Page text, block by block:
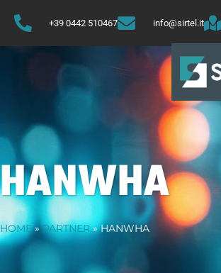
+39 0442 510467 info@sirtel.it
HANWHA
HOME»PARTNER»HANWHA